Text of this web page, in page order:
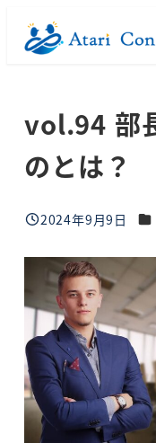
vol.94 部
のとは？
投稿日
2024年9月9日 ブ